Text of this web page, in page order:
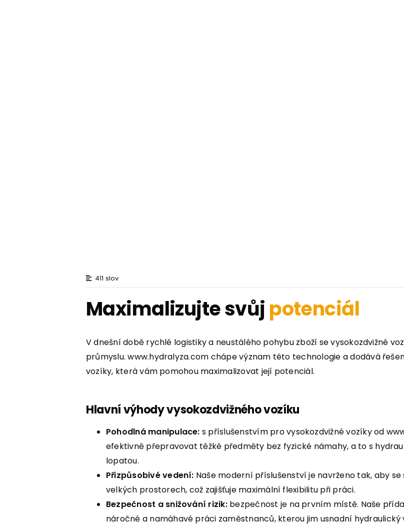
411 slov
Maximalizujte svůj potenciál
V dnešní době rychlé logistiky a neustálého pohybu zboží se vysokozdvižné
průmyslu. www.hydralyza.com chápe význam této technologie a dodává
vozíky, která vám pomohou maximalizovat její potenciál.
Hlavní výhody vysokozdvižného vozíku
Pohodlná manipulace: s příslušenstvím pro vysokozdvižné vozíky od
efektivně přepravovat těžké předměty bez fyzické námahy, a to s
lopatou.
Přizpůsobivé vedení: Naše moderní příslušenství je navrženo tak, aby
velkých prostorech, což zajišťuje maximální flexibilitu při práci.
Bezpečnost a snižování rizik:bezpečnost je na prvním místě. Naše
náročné a namáhavé práci zaměstnanců, kterou jim usnadní hydraulický